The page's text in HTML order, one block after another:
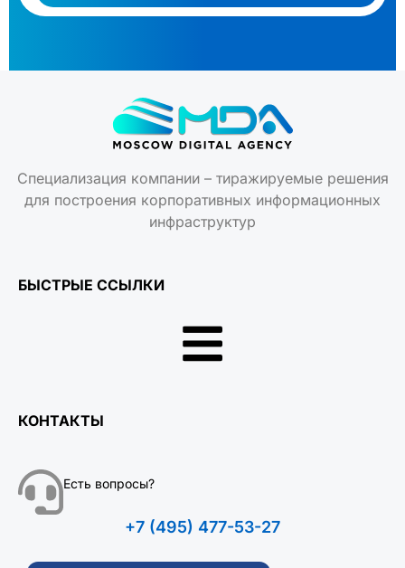
Специализация компании – тиражируемые решения
для построения корпоративных информационных
инфраструктур
БЫСТРЫЕ ССЫЛКИ
КОНТАКТЫ
Есть вопросы?
+7 (495) 477-53-27